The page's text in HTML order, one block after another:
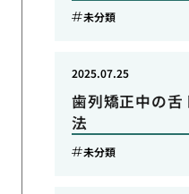
未分類
歯列矯正中の舌
法
2025.07.25
未分類